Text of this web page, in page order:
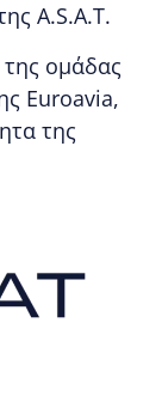
A.S.A.T.
ομάδας
Euroavia,
της